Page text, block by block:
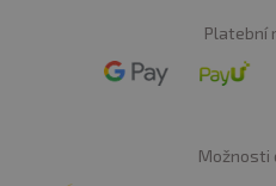
Platební
Možnosti